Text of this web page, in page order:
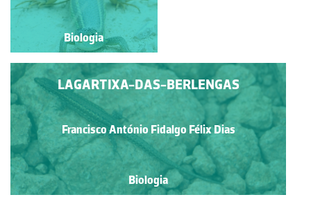
Biologia
LAGARTIXA-DAS-BERLENGAS
Francisco António Fidalgo Félix Dias
Biologia
Biologia